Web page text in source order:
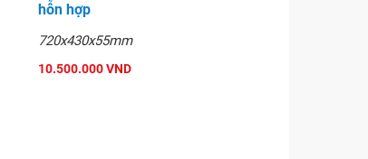
hỗn hợp
720x430x55mm
10.500.000 VND